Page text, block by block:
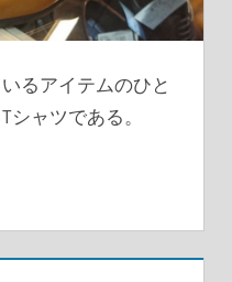
るアイテムのひと
ャツである。